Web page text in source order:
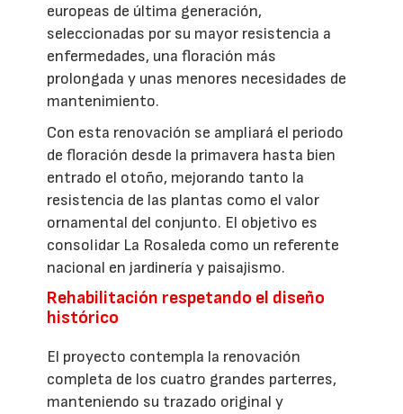
europeas de última generación,
seleccionadas por su mayor resistencia a
enfermedades, una floración más
prolongada y unas menores necesidades de
mantenimiento.
Con esta renovación se ampliará el periodo
de floración desde la primavera hasta bien
entrado el otoño, mejorando tanto la
resistencia de las plantas como el valor
ornamental del conjunto. El objetivo es
consolidar La Rosaleda como un referente
nacional en jardinería y paisajismo.
Rehabilitación respetando el diseño
histórico
El proyecto contempla la renovación
completa de los cuatro grandes parterres,
manteniendo su trazado original y